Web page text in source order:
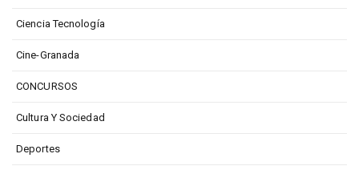
Ciencia Tecnología
Cine-Granada
CONCURSOS
Cultura Y Sociedad
Deportes